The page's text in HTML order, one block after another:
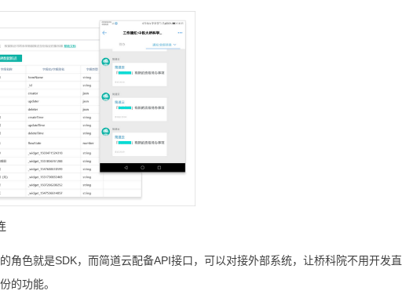
角色就是SDK，而简道云配备API接口，可以对接外部系统，让桥科院不用开发直
的功能。